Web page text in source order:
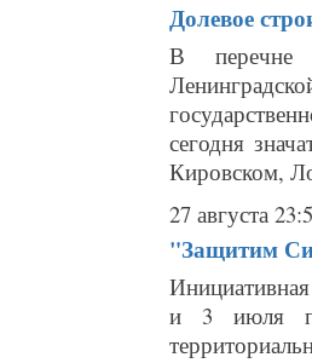
Долевое
В перечне
сегодня
Кировском,
27 августа
"Защитим
и 3 июля